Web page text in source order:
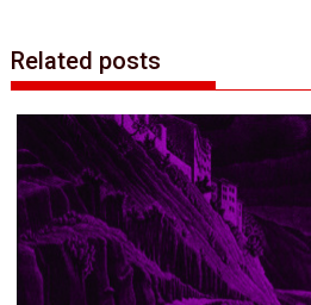
Related posts